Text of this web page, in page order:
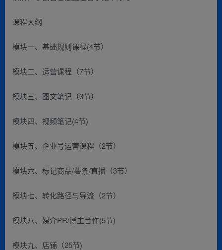
课程大纲
模块一、基础规则课程(4节）
模块二、运营课程（7节）
模块三、图文笔记（3节）
模块四、视频笔记(4节)
模块五、企业号运营课程（2节）
模块六、标记商品/薯条/直播（3节）
模块七、转化路径与导流（2节）
模块八、媒介PR/博主合作(5节)
模块九、店铺（25节)